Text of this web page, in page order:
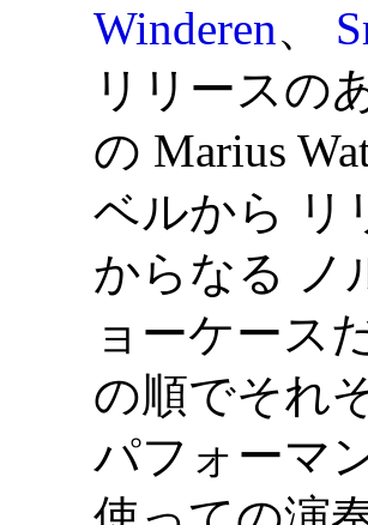
Winderen、
リリースの
の Marius
ベルから リ
からなる ノ
ョーケース
の順でそれ
パフォーマ